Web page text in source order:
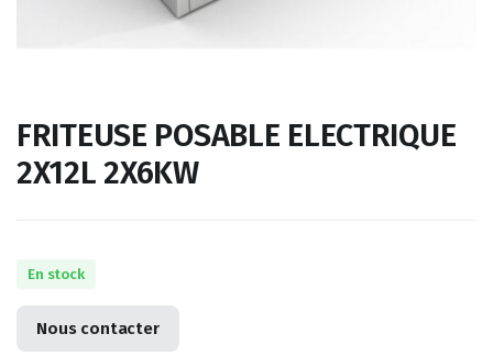
FRITEUSE POSABLE ELECTRIQUE
2X12L 2X6KW
En stock
Nous contacter